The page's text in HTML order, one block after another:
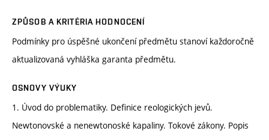
ZPŮSOB A KRITÉRIA HODNOCENÍ
Podmínky pro úspěšné ukončení předmětu stanoví každoročně
aktualizovaná vyhláška garanta předmětu.
OSNOVY VÝUKY
1. Úvod do problematiky. Definice reologických jevů.
Newtonovské a nenewtonoské kapaliny. Tokové zákony. Popis